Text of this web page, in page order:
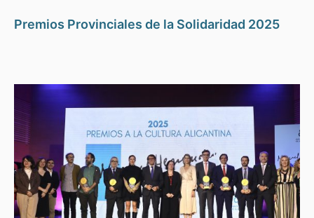
Premios Provinciales de la Solidaridad 2025